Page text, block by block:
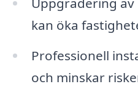
kan öka
Professionell
och minskar